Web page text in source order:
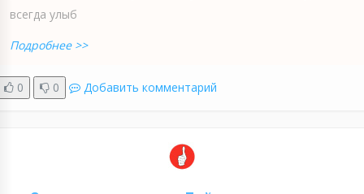
всегда улыб
Подробнее >>
0 0 Добавить комментарий